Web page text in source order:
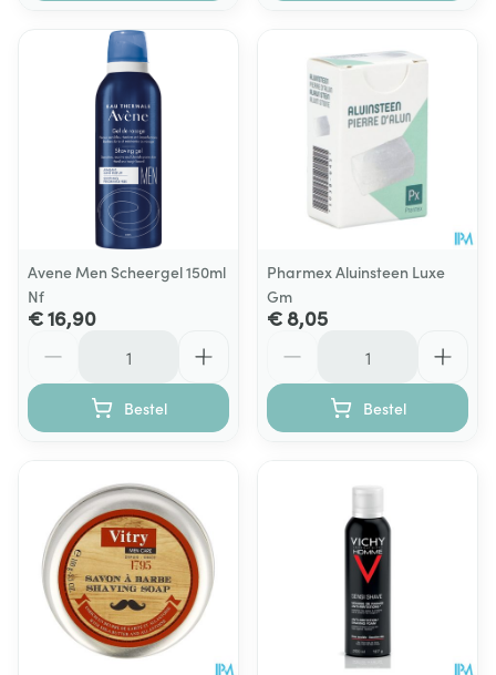
Avene Men Scheergel 150ml
Nf
€ 16,90
Bestel
Pharmex Aluinsteen Luxe
Gm
€ 8,05
Bestel